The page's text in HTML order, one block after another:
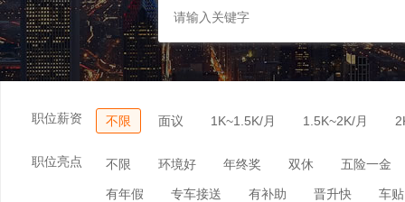
职位薪资 不限 面议 1K~1.5K/月 1.5K~2K/月
职位亮点 不限 环境好 年终奖 双休 五险一金
有年假 专车接送 有补助 晋升快 车贴